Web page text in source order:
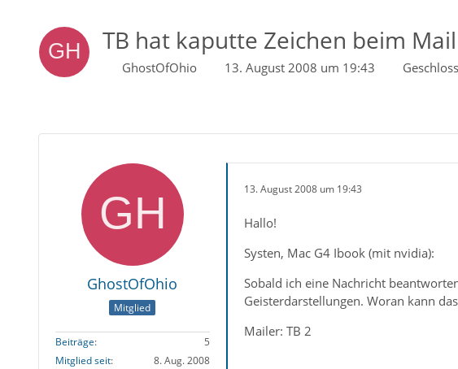
TB hat kaputte Zeichen beim
GhostOfOhio 13. August 2008 um 19:43
GhostOfOhio
Mitglied
Beiträge
5
Mitglied seit
8. Aug. 2008
13. August 2008 um 19:43
Hallo!
Systen, Mac G4 Ibook (mit nvidia):
Sobald ich eine Nachricht
Geisterdarstellungen. Woran kann
Mailer: TB 2